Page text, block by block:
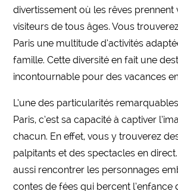
divertissement où les rêves prennent
visiteurs de tous âges. Vous
Paris une multitude d’activités
famille. Cette diversité en fait une
incontournable pour des vacances
L’une des particularités
Paris, c’est sa capacité à captiver
chacun. En effet, vous y trouverez
palpitants et des spectacles en
aussi rencontrer les personnages
contes de fées qui bercent l’enfance